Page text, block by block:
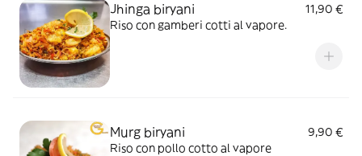
Jhinga biryani
11,90 €
Riso con gamberi cotti al vapore.
Murg biryani
9,90 €
Riso con pollo cotto al vapore